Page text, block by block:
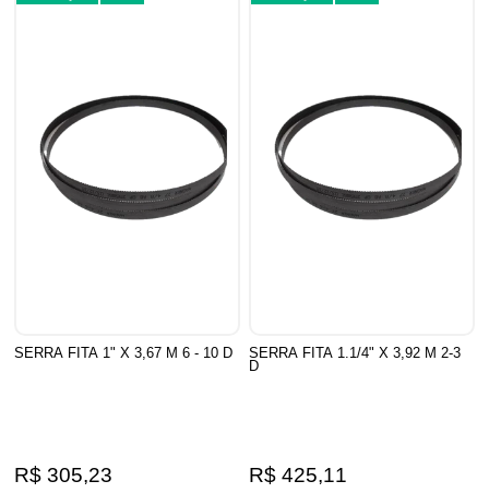
SERRA FITA 1" X 3,67 M 6 - 10 D
R$ 305,23
SERRA FITA 1.1/4" X 3,92 M 2-3
D
R$ 425,11